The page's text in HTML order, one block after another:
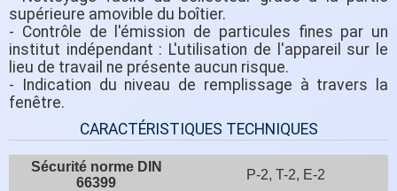
supérieure amovible du boîtier.
- Contrôle de l'émission de particules fines par un
institut indépendant : L'utilisation de l'appareil sur le
lieu de travail ne présente aucun risque.
- Indication du niveau de remplissage à travers la
fenêtre.
CARACTÉRISTIQUES TECHNIQUES
Sécurité norme DIN
66399
P-2, T-2, E-2